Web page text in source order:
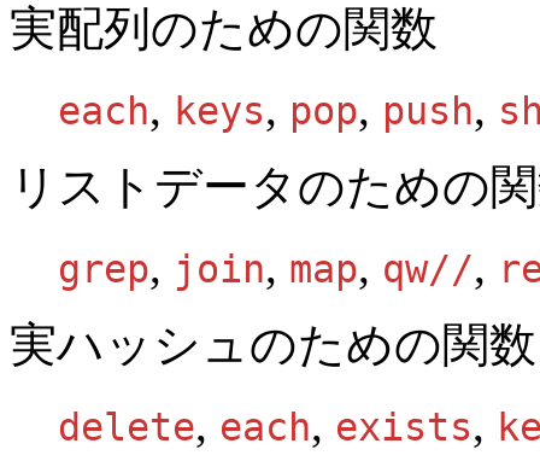
実配列のための関数
each, keys, pop, push,
リストデータのための
grep, join, map, qw//,
実ハッシュのための関数
delete, each, exists,